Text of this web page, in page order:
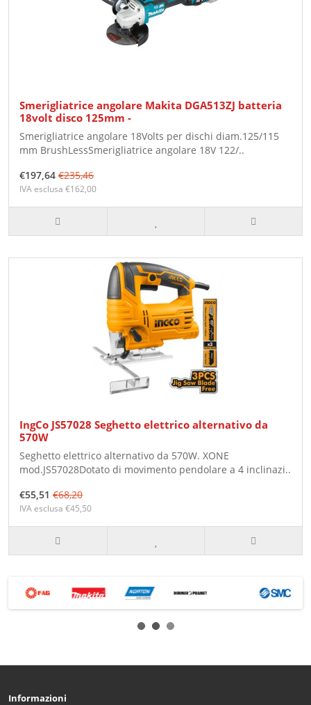
Smerigliatrice angolare Makita DGA513ZJ batteria
18volt disco 125mm -
Smerigliatrice angolare 18Volts per dischi diam.125/115
mm BrushLessSmerigliatrice angolare 18V 122/..
€197,64 €235,46
IVA esclusa €162,00
IngCo JS57028 Seghetto elettrico alternativo da
570W
Seghetto elettrico alternativo da 570W. XONE
mod.JS57028Dotato di movimento pendolare a 4 inclinazi..
€55,51 €68,20
IVA esclusa €45,50
Informazioni